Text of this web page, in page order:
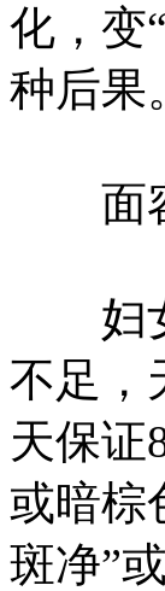
化，变
种后果
面
妇女
不足，
天保证
或暗棕
斑净”